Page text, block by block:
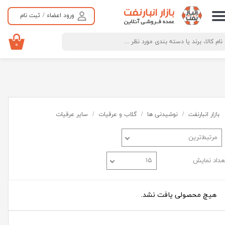
ورود اعضاء / ثبت نام
حساب کاربری من
تغییر گذر واژه
۰
بازار انبارنفت نوشیدنی ها گلاب و عرقیات سایر عرقیات
مرتبط‌ترین
نمایش ۱۵
هیچ محصولی یافت نشد.